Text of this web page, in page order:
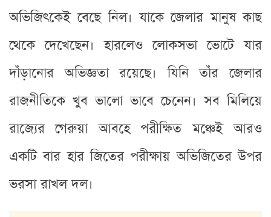
অভিজিৎকেই বেছে নিল। যাকে জেলার মানুষ কাছ
থেকে দেখেছেন। হারলেও লোকসভা ভোটে যার
দাঁড়ানোর অভিজ্ঞতা রয়েছে। যিনি তাঁর জেলার
রাজনীতিকে খুব ভালো ভাবে চেনেন। সব মিলিয়ে
রাজ্যের গেরুয়া আবহে পরীক্ষিত মঞ্চেই আরও
একটি বার হার জিতের পরীক্ষায় অভিজিতের উপর
ভরসা রাখল দল।